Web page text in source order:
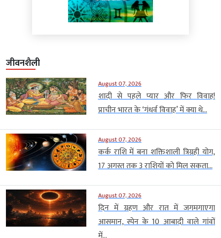
जीवनशैली
August 07, 2026
शादी से पहले प्यार और फिर विवाह!
प्राचीन भारत के ‘गंधर्व विवाह’ में क्या थे...
August 07, 2026
कर्क राशि में बना शक्तिशाली त्रिग्रही योग,
17 अगस्त तक 3 राशियों को मिल सकता...
August 07, 2026
दिन में ग्रहण और रात में जगमगाएगा
आसमान, स्पेन के 10 आबादी वाले गांवों